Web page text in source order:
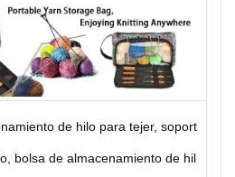
de hilo para tejer, soport
bolsa de almacenamiento de hil